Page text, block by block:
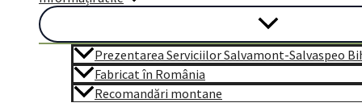
Prezentarea Serviciilor Salvamont-Salvaspeo
Fabricat în România
Recomandări montane